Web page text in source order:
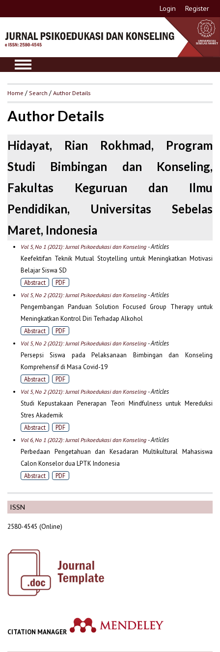
Login Register
ISSN
2580-4545 (Online)
CITATION MANAGER
Home /Search /Author Details
Author Details
Hidayat, Rian Rokhmad, Program
Studi Bimbingan dan Konseling,
Fakultas Keguruan dan Ilmu
Pendidikan, Universitas Sebelas
Maret, Indonesia
Vol 5, No 1 (2021): Jurnal Psikoedukasi dan Konseling- Articles
Keefektifan Teknik Mutual Stoytelling untuk Meningkatkan Motivasi
Belajar Siswa SD
Abstract PDF
Vol 5, No 2 (2021): Jurnal Psikoedukasi dan Konseling- Articles
Pengembangan Panduan Solution Focused Group Therapy untuk
Meningkatkan Kontrol Diri Terhadap Alkohol
Abstract PDF
Vol 5, No 2 (2021): Jurnal Psikoedukasi dan Konseling- Articles
Persepsi Siswa pada Pelaksanaan Bimbingan dan Konseling
Komprehensif di Masa Covid-19
Abstract PDF
Vol 5, No 2 (2021): Jurnal Psikoedukasi dan Konseling- Articles
Studi Kepustakaan Penerapan Teori Mindfulness untuk Mereduksi
Stres Akademik
Abstract PDF
Vol 6, No 1 (2022): Jurnal Psikoedukasi dan Konseling- Articles
Perbedaan Pengetahuan dan Kesadaran Multikultural Mahasiswa
Calon Konselor dua LPTK Indonesia
Abstract PDF